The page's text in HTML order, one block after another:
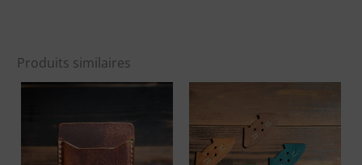
Produits similaires
a
plusieurs